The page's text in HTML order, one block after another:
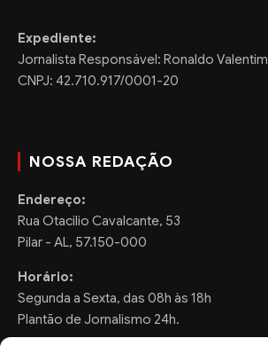
Expediente:
Jornalista Responsável: Ronaldo Valentim
CNPJ: 42.710.917/0001-20
NOSSA REDAÇÃO
Endereço:
Rua Otacilio Cavalcante, 53
Pilar - AL, 57.150-000
Horário:
Segunda a Sexta, das 08h às 18h
Plantão de Jornalismo 24h.